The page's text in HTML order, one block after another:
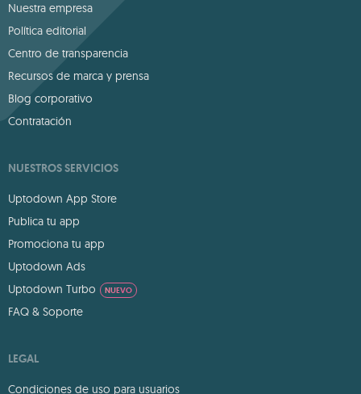
Nuestra empresa
Política editorial
Centro de transparencia
Recursos de marca y prensa
Blog corporativo
Contratación
NUESTROS SERVICIOS
Uptodown App Store
Publica tu app
Promociona tu app
Uptodown Ads
Uptodown Turbo
NUEVO
FAQ & Soporte
LEGAL
Condiciones de uso para usuarios